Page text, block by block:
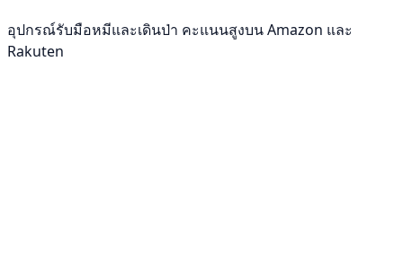
อุปกรณ์รับมือหมีและเดินป่า คะแนนสูงบน Amazon และ
Rakuten